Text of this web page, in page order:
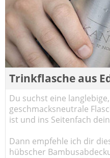
Trinkflasche aus
Du suchst eine
geschmacksneutrale
ist und ins Seitenfach
Dann empfehle ich dir
hübscher